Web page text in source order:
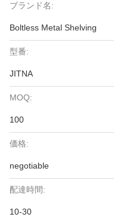
ブランド名:
Boltless Metal Shelving
型番:
JITNA
MOQ:
100
価格:
negotiable
配達時間:
10-30